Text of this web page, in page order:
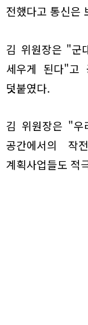
전했다고 통신은
김 위원장은 "군
세우게 된다"고
덧붙였다.
김 위원장은 "우
공간에서의 작
계획사업들도 적